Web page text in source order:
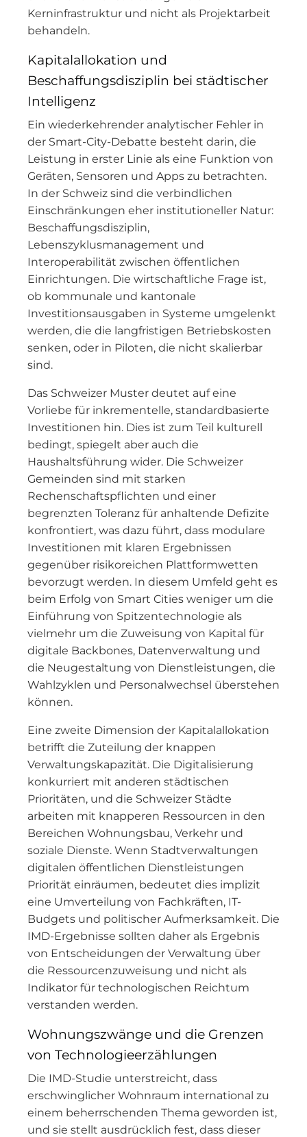
Kerninfrastruktur und nicht als Projektarbeit
behandeln.
Kapitalallokation und
Beschaffungsdisziplin bei städtischer
Intelligenz
Ein wiederkehrender analytischer Fehler in
der Smart-City-Debatte besteht darin, die
Leistung in erster Linie als eine Funktion von
Geräten, Sensoren und Apps zu betrachten.
In der Schweiz sind die verbindlichen
Einschränkungen eher institutioneller Natur:
Beschaffungsdisziplin,
Lebenszyklusmanagement und
Interoperabilität zwischen öffentlichen
Einrichtungen. Die wirtschaftliche Frage ist,
ob kommunale und kantonale
Investitionsausgaben in Systeme umgelenkt
werden, die die langfristigen Betriebskosten
senken, oder in Piloten, die nicht skalierbar
sind.
Das Schweizer Muster deutet auf eine
Vorliebe für inkrementelle, standardbasierte
Investitionen hin. Dies ist zum Teil kulturell
bedingt, spiegelt aber auch die
Haushaltsführung wider. Die Schweizer
Gemeinden sind mit starken
Rechenschaftspflichten und einer
begrenzten Toleranz für anhaltende Defizite
konfrontiert, was dazu führt, dass modulare
Investitionen mit klaren Ergebnissen
gegenüber risikoreichen Plattformwetten
bevorzugt werden. In diesem Umfeld geht es
beim Erfolg von Smart Cities weniger um die
Einführung von Spitzentechnologie als
vielmehr um die Zuweisung von Kapital für
digitale Backbones, Datenverwaltung und
die Neugestaltung von Dienstleistungen, die
Wahlzyklen und Personalwechsel überstehen
können.
Eine zweite Dimension der Kapitalallokation
betrifft die Zuteilung der knappen
Verwaltungskapazität. Die Digitalisierung
konkurriert mit anderen städtischen
Prioritäten, und die Schweizer Städte
arbeiten mit knapperen Ressourcen in den
Bereichen Wohnungsbau, Verkehr und
soziale Dienste. Wenn Stadtverwaltungen
digitalen öffentlichen Dienstleistungen
Priorität einräumen, bedeutet dies implizit
eine Umverteilung von Fachkräften, IT-
Budgets und politischer Aufmerksamkeit. Die
IMD-Ergebnisse sollten daher als Ergebnis
von Entscheidungen der Verwaltung über
die Ressourcenzuweisung und nicht als
Indikator für technologischen Reichtum
verstanden werden.
Wohnungszwänge und die Grenzen
von Technologieerzählungen
Die IMD-Studie unterstreicht, dass
erschwinglicher Wohnraum international zu
einem beherrschenden Thema geworden ist,
und sie stellt ausdrücklich fest, dass dieser